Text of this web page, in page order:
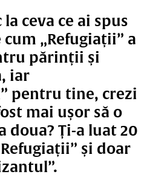
ceva ce ai spus
„Refugiații” a
părinții și
iar
pentru tine, crezi
mai ușor să o
doua? Ți-a luat 20
și doar